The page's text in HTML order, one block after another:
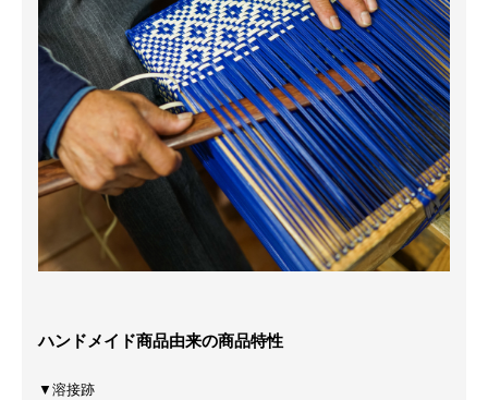
ハンドメイド商品由来の商品特性
▼溶接跡